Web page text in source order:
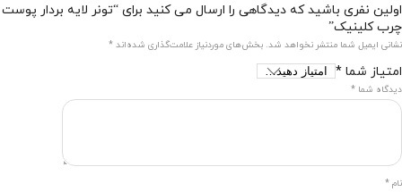
اولین نفری باشید که دیدگاهی را ارسال می کنید برای “تونر لایه بردار پوست
چرب کلینیک”
نشانی ایمیل شما منتشر نخواهد شد. بخش‌های موردنیاز علامت‌گذاری شده‌اند *
امتیاز شما *
دیدگاه شما *
نام *